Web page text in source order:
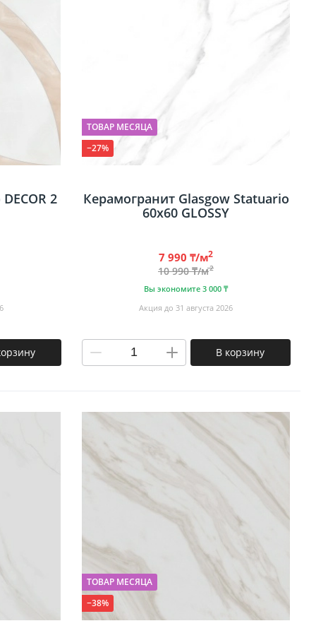
2
ТОВАР МЕСЯЦА
−27%
Керамогранит Glasgow Statuario
60х60 GLOSSY
7 990 ₸/м2
10 990 ₸/м2
Вы экономите 3 000 ₸
Акция до 31 августа 2026
В корзину
ТОВАР МЕСЯЦА
−38%